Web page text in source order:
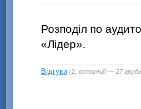
Розподіл по
«Лідер».
Відгуки (2, останній — 27